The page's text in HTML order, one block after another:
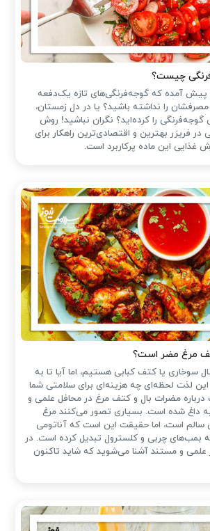
فرنگی چیست؟
پیش آمده که گوجه‌فرنگی‌های تازه یک‌دفعه
را نداشته باشید؟ یا در دل زمستان،
گوجه‌فرنگی را کرده‌اید؟ نگران نباشید! روش
فریزر بهترین و اقتصادی‌ترین راهکار برای
غذایی این ماده پرکاربرد است.
مرغ مضر است؟
سوخاری یا کتف کبابی هستیم، اما آیا تا به
این لذت لحظه‌ای چه هزینه‌ای برای سلامتی شما
درباره مضرات بال و کتف مرغ در محافل علمی و
داغ شده است. بسیاری تصور می‌کنند مرغ
است، اما حقیقت این است که آناتومی
به بمب‌های چربی و کلسترول تبدیل کرده است. در
با ۵ خطر علمی و مستند آشنا می‌شوید که شاید تاکنون